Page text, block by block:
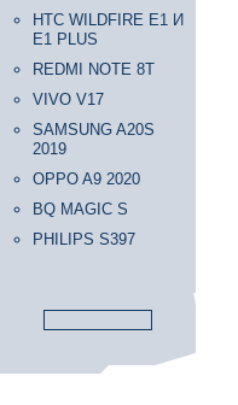
HTC WILDFIRE E1 И
E1 PLUS
REDMI NOTE 8T
VIVO V17
SAMSUNG A20S
2019
OPPO A9 2020
BQ MAGIC S
PHILIPS S397